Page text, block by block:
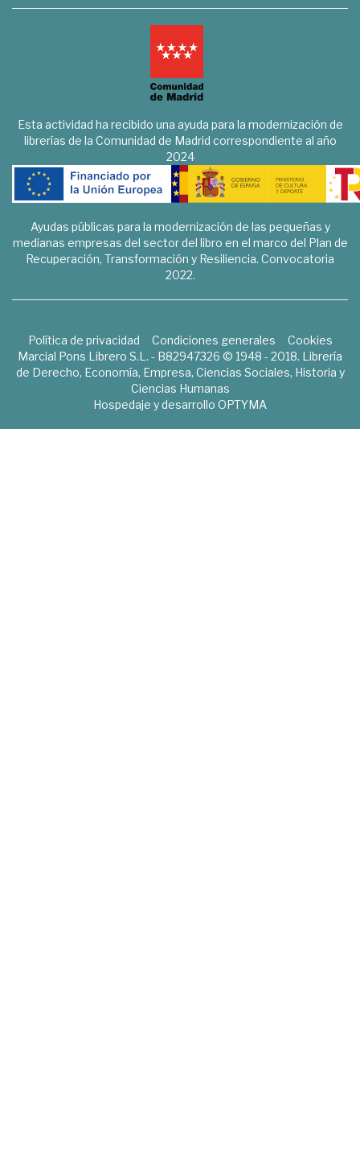
Esta actividad ha recibido una ayuda para la modernización de
librerías de la Comunidad de Madrid correspondiente al año
2024
Ayudas públicas para la modernización de las pequeñas y
medianas empresas del sector del libro en el marco del Plan de
Recuperación, Transformación y Resiliencia. Convocatoria
2022.
Política de privacidad Condiciones generales
Cookies
Marcial Pons Librero S.L. - B82947326 © 1948 - 2018. Librería
de Derecho, Economía, Empresa, Ciencias Sociales, Historia y
Ciencias Humanas
Hospedaje y desarrollo OPTYMA